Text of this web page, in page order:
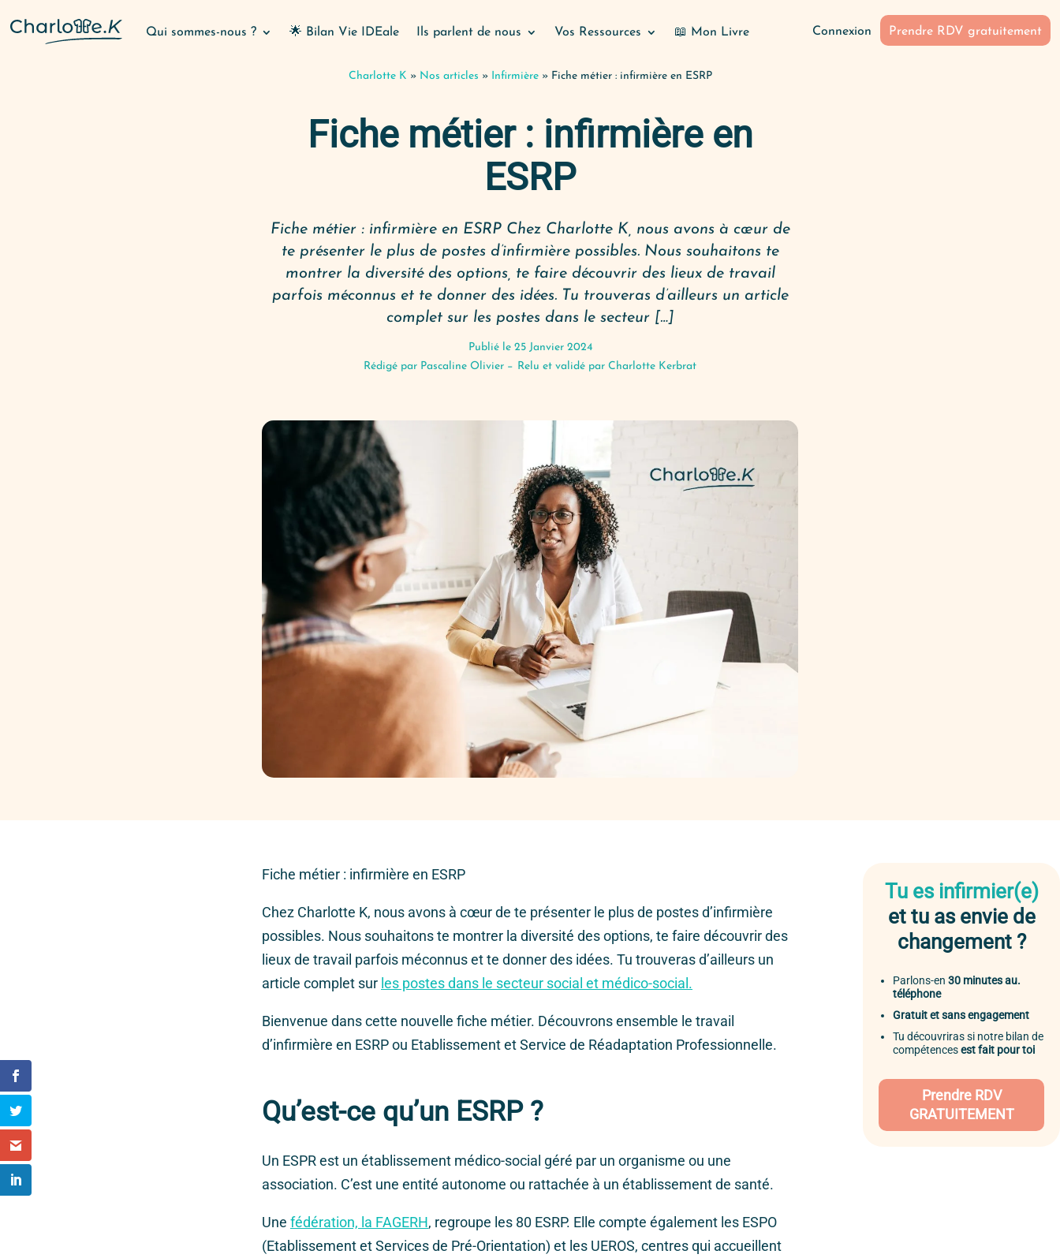
Qui sommes-nous ? 🌟 Bilan Vie IDEale Ils parlent de nous Vos Ressources 📖 Mon Livre Connexion Prendre RDV gratuitement
Charlotte K » Nos articles » Infirmière» Fiche métier : infirmière en ESRP
Fiche métier : infirmière en
ESRP
Fiche métier : infirmière en ESRP Chez Charlotte K, nous avons à cœur de
te présenter le plus de postes d’infirmière possibles. Nous souhaitons te
montrer la diversité des options, te faire découvrir des lieux de travail
parfois méconnus et te donner des idées. Tu trouveras d’ailleurs un article
complet sur les postes dans le secteur […]
Publié le 25 Janvier 2024
Rédigé par Pascaline Olivier − Relu et validé par Charlotte Kerbrat
Fiche métier : infirmière en ESRP
Chez Charlotte K, nous avons à cœur de te présenter le plus de postes d’infirmière
possibles. Nous souhaitons te montrer la diversité des options, te faire découvrir des
lieux de travail parfois méconnus et te donner des idées. Tu trouveras d’ailleurs un
article complet sur les postes dans le secteur social et médico-social.
Bienvenue dans cette nouvelle fiche métier. Découvrons ensemble le travail
d’infirmière en ESRP ou Etablissement et Service de Réadaptation Professionnelle.
Qu’est-ce qu’un ESRP ?
Un ESPR est un établissement médico-social géré par un organisme ou une
association. C’est une entité autonome ou rattachée à un établissement de santé.
Une fédération, la FAGERH, regroupe les 80 ESRP. Elle compte également les ESPO
(Etablissement et Services de Pré-Orientation) et les UEROS, centres qui accueillent
Tu es infirmier(e)
et tu as envie de
changement ?
Parlons-en 30 minutes au.
téléphone
Gratuit et sans engagement
Tu découvriras si notre bilan de
compétencesest fait pour toi
Prendre RDV
GRATUITEMENT